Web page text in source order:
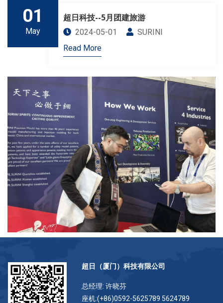
01
May
超日科技--5月团建旅游
2024-05-01
SURINI
Read More
超日（厦门）科技有限公司
总经理: 许晓芬
座机:(+86)0592-5625789 5624789